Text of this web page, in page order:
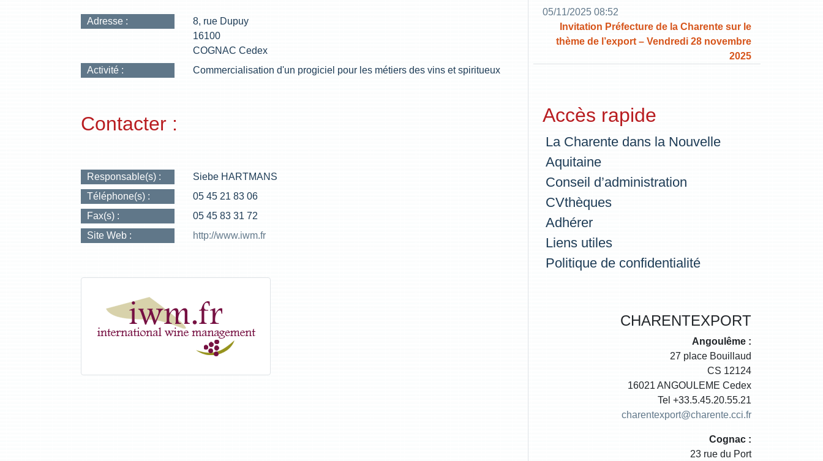
Adresse :
8, rue Dupuy
16100
COGNAC Cedex
Activité :
Commercialisation d'un progiciel pour les métiers des vins et spiritueux
Contacter :
Responsable(s) :
Siebe HARTMANS
Téléphone(s) :
05 45 21 83 06
Fax(s) :
05 45 83 31 72
Site Web :
http://www.iwm.fr
05/11/2025 08:52
Invitation Préfecture de la Charente sur le
thème de l’export – Vendredi 28 novembre
2025
Accès rapide
La Charente dans la Nouvelle
Aquitaine
Conseil d’administration
CVthèques
Adhérer
Liens utiles
Politique de confidentialité
CHARENTEXPORT
Angoulême :
27 place Bouillaud
CS 12124
16021 ANGOULEME Cedex
Tel +33.5.45.20.55.21
charentexport@charente.cci.fr
Cognac :
23 rue du Port